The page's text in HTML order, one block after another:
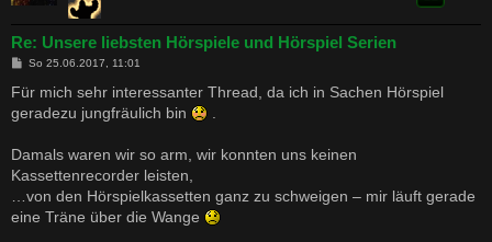
Re: Unsere liebsten Hörspiele und Hörspiel Serien
B
i
t
r
So 25.06.2017, 11:01
Für mich sehr interessanter Thread, da ich in Sachen Hörspiel
geradezu jungfräulich bin
Damals waren wir so arm, wir konnten uns keinen
Kassettenrecorder leisten,
…von den Hörspielkassetten ganz zu schweigen – mir läuft gerade
eine Träne über die Wange